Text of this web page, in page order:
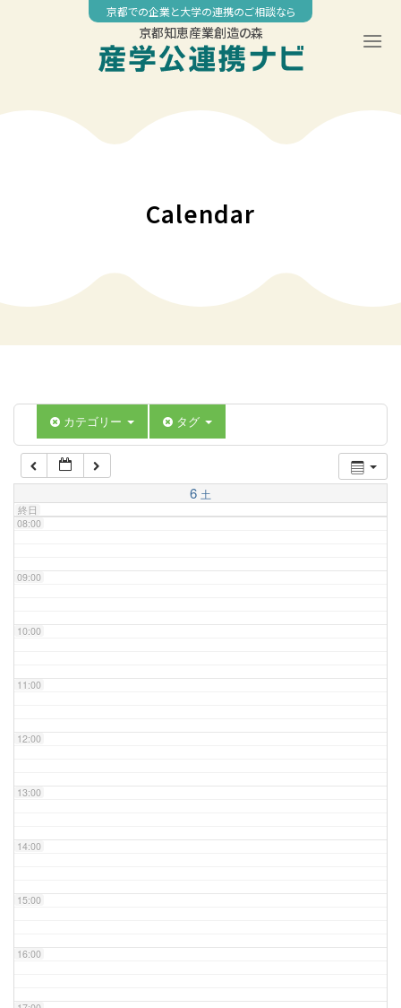
京都での企業と大学の連携のご相談なら
京都知恵産業創造の森
Calendar
カテゴリー タグ
6 土
終日
04:00
07:00
08:00
09:00
10:00
11:00
12:00
13:00
14:00
15:00
16:00